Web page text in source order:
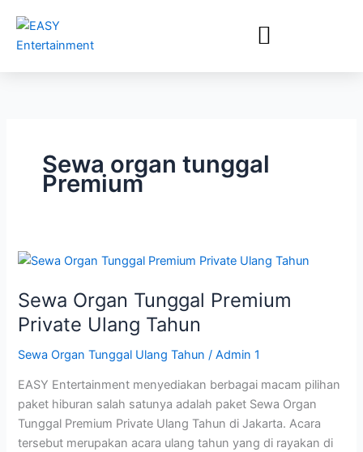
konten
Sewa organ tunggal
Premium
Sewa Organ Tunggal Premium
Private Ulang Tahun
Sewa Organ Tunggal Ulang Tahun /Admin 1
EASY Entertainment menyediakan berbagai macam pilihan
paket hiburan salah satunya adalah paket Sewa Organ
Tunggal Premium Private Ulang Tahun di Jakarta. Acara
tersebut merupakan acara ulang tahun yang di rayakan di
Sewa
Tunggal
Premium
Ulang